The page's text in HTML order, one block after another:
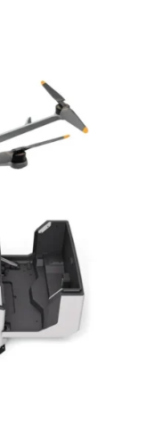
Желани